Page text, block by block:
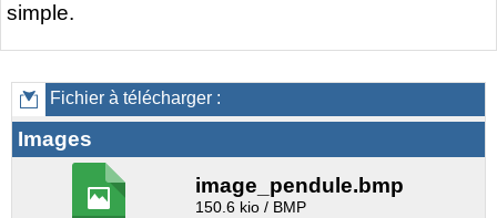
simple.
Fichier à télécharger :
Images
image_pendule.bmp
150.6 kio / BMP